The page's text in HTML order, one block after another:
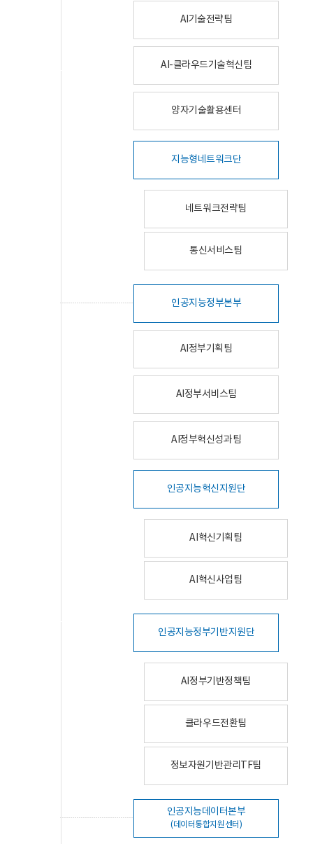
AI기술전략팀
AI-클라우드기술혁신팀
양자기술활용센터
지능형네트워크단
네트워크전략팀
통신서비스팀
인공지능정부본부
AI정부기획팀
AI정부서비스팀
AI정부혁신성과팀
인공지능혁신지원단
AI혁신기획팀
AI혁신사업팀
인공지능정부기반지원단
AI정부기반정책팀
클라우드전환팀
정보자원기반관리TF팀
인공지능데이터본부
(데이터통합지원센터)